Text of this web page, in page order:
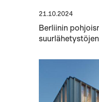
21.10.2024
Berliinin